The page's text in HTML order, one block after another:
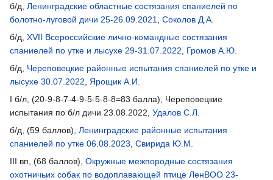
б/д, Ленинградские областные состязания спаниелей по
болотно-луговой дичи 25-26.09.2021
Соколов Д.А.
б/д, XVII Всероссийские лично-командные состязания
спаниелей по утке и лысухе 29-31.07.2022
Громов А.Ю.
б/д, Череповецкие районные испытания спаниелей по утке и
лысухе 30.07.2022
Ярощик А.И.
I б/л, (20-9-8-7-4-9-5-5-8-8=83 балла), Череповецкие
испытания по б/л дичи 23.08.2022, Удалов С.Л.
б/д, (59 баллов), Ленинградские районные испытания
спаниелей по утке 06.08.2023 Свирида Ю.М.
III вп, (68 баллов), Окружные межпородные состязания
охотничьих собак по водоплавающей птице ЛенВОО 23-